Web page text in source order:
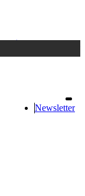
oppure registrati
Newsletter